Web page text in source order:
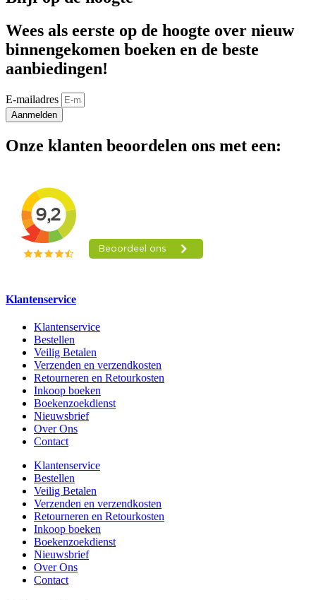
Wees als eerste op de hoogte over nieuw
binnengekomen boeken en de beste
aanbiedingen!
E-mailadres
Aanmelden
Onze klanten beoordelen ons met een:
Klantenservice
Klantenservice
Bestellen
Veilig Betalen
Verzenden en verzendkosten
Retourneren en Retourkosten
Inkoop boeken
Boekenzoekdienst
Nieuwsbrief
Over Ons
Contact
Klantenservice
Bestellen
Veilig Betalen
Verzenden en verzendkosten
Retourneren en Retourkosten
Inkoop boeken
Boekenzoekdienst
Nieuwsbrief
Over Ons
Contact